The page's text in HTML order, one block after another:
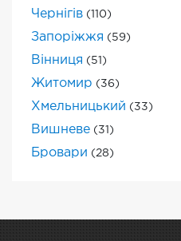
Чернігів (110)
Запоріжжя (59)
Вінниця (51)
Житомир (36)
Хмельницький (33)
Вишневе (31)
Бровари (28)